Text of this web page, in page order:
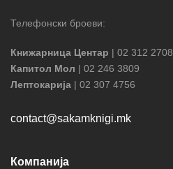
Телефонски броеви:
Книжарница Центар | 02 312 2708
Капитол Мол | 02 246 3809
Лептокарија | 02 307 4756
contact@sakamknigi.mk
Компанија